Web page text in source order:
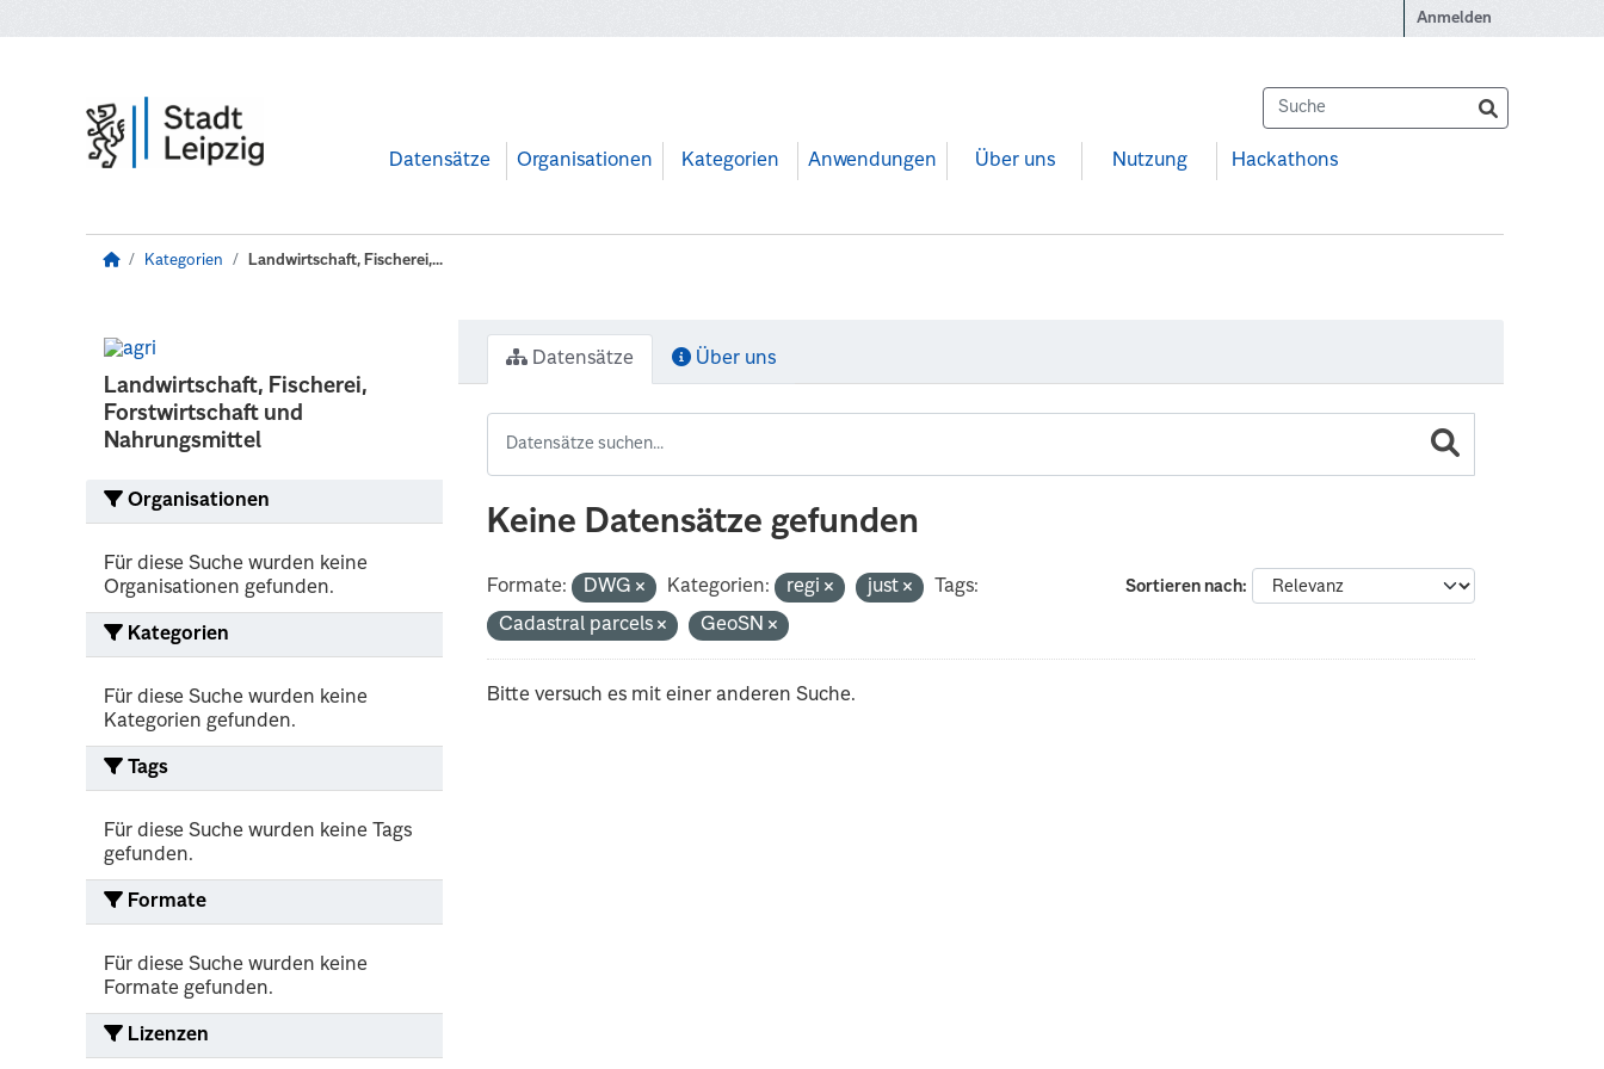
Anmelden
Datensätze Organisationen Kategorien Anwendungen Über uns Nutzung Hackathons
Kategorien Landwirtschaft, Fischerei,...
Landwirtschaft, Fischerei,
Forstwirtschaft und
Nahrungsmittel
Organisationen
Für diese Suche wurden keine
Organisationen gefunden.
Kategorien
Für diese Suche wurden keine
Kategorien gefunden.
Tags
Für diese Suche wurden keine Tags
gefunden.
Formate
Für diese Suche wurden keine
Formate gefunden.
Lizenzen
Datensätze Über uns
Keine Datensätze gefunden
Sortieren nach
Formate: DWG Kategorien: regi just
Tags:
Cadastral parcels
GeoSN
Bitte versuch es mit einer anderen Suche.